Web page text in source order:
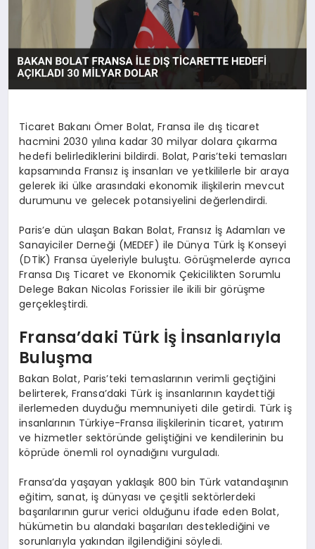
Ticaret Bakanı Ömer Bolat, Fransa ile dış ticaret
hacmini 2030 yılına kadar 30 milyar dolara çıkarma
hedefi belirlediklerini bildirdi. Bolat, Paris’teki temasları
kapsamında Fransız iş insanları ve yetkililerle bir araya
gelerek iki ülke arasındaki ekonomik ilişkilerin mevcut
durumunu ve gelecek potansiyelini değerlendirdi.
Paris’e dün ulaşan Bakan Bolat, Fransız İş Adamları ve
Sanayiciler Derneği (MEDEF) ile Dünya Türk İş Konseyi
(DTİK) Fransa üyeleriyle buluştu. Görüşmelerde ayrıca
Fransa Dış Ticaret ve Ekonomik Çekicilikten Sorumlu
Delege Bakan Nicolas Forissier ile ikili bir görüşme
gerçekleştirdi.
Fransa’daki Türk İş İnsanlarıyla
Buluşma
Bakan Bolat, Paris’teki temaslarının verimli geçtiğini
belirterek, Fransa’daki Türk iş insanlarının kaydettiği
ilerlemeden duyduğu memnuniyeti dile getirdi. Türk iş
insanlarının Türkiye-Fransa ilişkilerinin ticaret, yatırım
ve hizmetler sektöründe geliştiğini ve kendilerinin bu
köprüde önemli rol oynadığını vurguladı.
Fransa’da yaşayan yaklaşık 800 bin Türk vatandaşının
eğitim, sanat, iş dünyası ve çeşitli sektörlerdeki
başarılarının gurur verici olduğunu ifade eden Bolat,
hükümetin bu alandaki başarıları desteklediğini ve
sorunlarıyla yakından ilgilendiğini söyledi.